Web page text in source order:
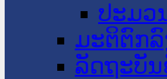
ປະມວ
ມະຕິຕົກລົ
ລັດຖະບັ